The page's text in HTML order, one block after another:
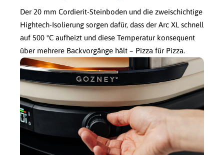
Der 20 mm Cordierit-Steinboden und die zweischichtige
Hightech-Isolierung sorgen dafür, dass der Arc XL schnell
auf 500 °C aufheizt und diese Temperatur konsequent
über mehrere Backvorgänge hält – Pizza für Pizza.